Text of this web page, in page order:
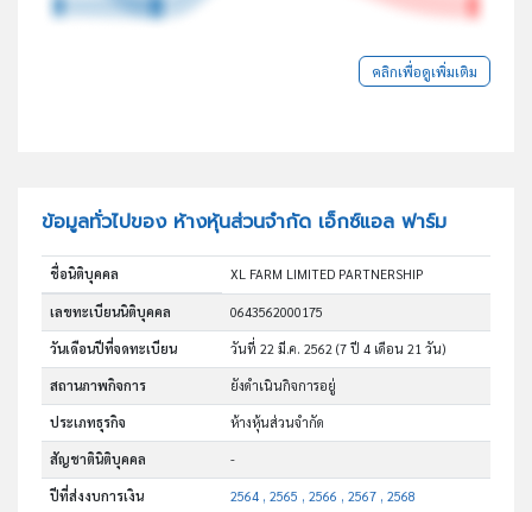
คลิกเพื่อดูเพิ่มเติม
ข้อมูลทั่วไปของ ห้างหุ้นส่วนจำกัด เอ็กซ์แอล ฟาร์ม
ชื่อนิติบุคคล XL FARM LIMITED PARTNERSHIP
เลขทะเบียนนิติบุคคล 0643562000175
วันเดือนปีที่จดทะเบียน วันที่ 22 มี.ค. 2562(7 ปี 4 เดือน 21 วัน)
สถานภาพกิจการ ยังดำเนินกิจการอยู่
ประเภทธุรกิจ ห้างหุ้นส่วนจำกัด
สัญชาตินิติบุคคล -
ปีที่ส่งงบการเงิน 2564 , 2565 , 2566 , 2567 , 2568